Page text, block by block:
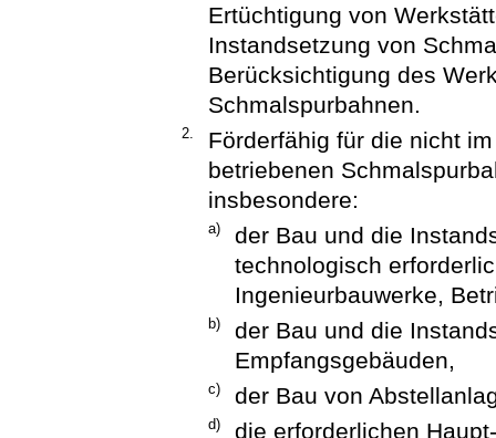
Ertüchtigung von
Instandsetzung von
Berücksichtigung des
Schmalspurbahnen.
2.
Förderfähig für die nicht
betriebenen
insbesondere:
a)
der Bau und die
technologisch
Ingenieurbauwerke,
b)
der Bau und die
Empfangsgebäuden,
c) der Bau von
d)
die erforderlichen